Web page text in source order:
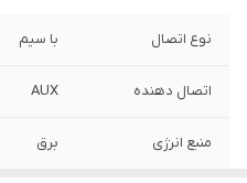
نوع اتصال با سیم
اتصال دهنده AUX
منبع انرژی برق